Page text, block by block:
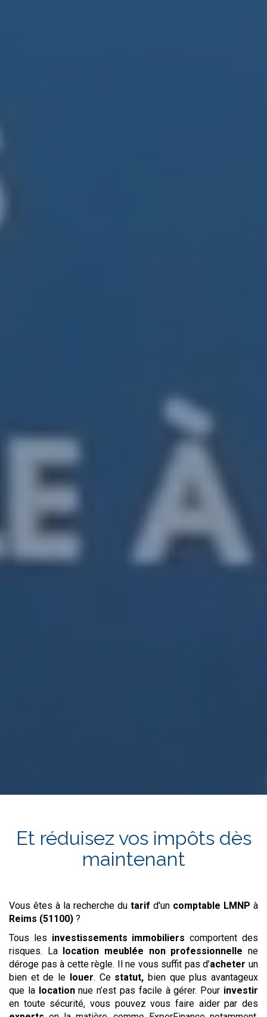
Et réduisez vos impôts dès
maintenant
Vous êtes à la recherche du tarif d'un comptable LMNP à
Reims (51100) ?
Tous les investissements immobiliers comportent des
risques. La location meublée non professionnelle ne
déroge pas à cette règle. Il ne vous suffit pas d’acheter un
bien et de le louer. Ce statut, bien que plus avantageux
que la locationnue n’est pas facile à gérer. Pour investir
en toute sécurité, vous pouvez vous faire aider par des